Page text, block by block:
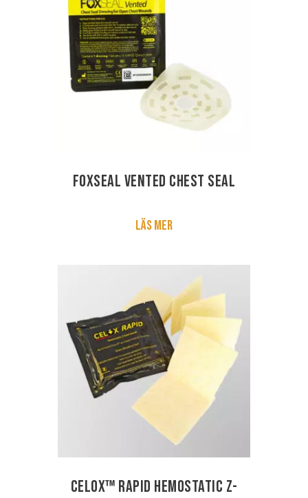
FoxSeal Vented Chest Seal
Läs mer
Celox™ Rapid Hemostatic Z-